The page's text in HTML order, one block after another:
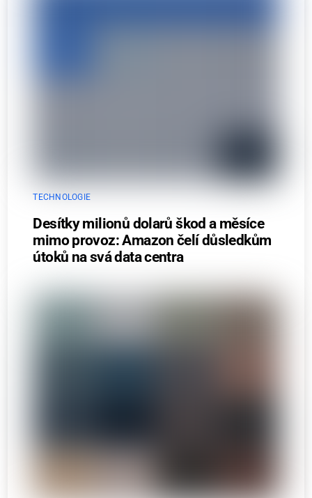
TECHNOLOGIE
Desítky milionů dolarů škod a měsíce
mimo provoz: Amazon čelí důsledkům
útoků na svá data centra